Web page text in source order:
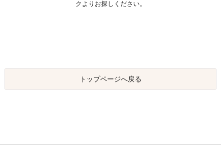
クよりお探しください。
トップページへ戻る